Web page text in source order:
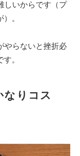
しいからです（プ
。
やらないと挫折必
。
なりコス